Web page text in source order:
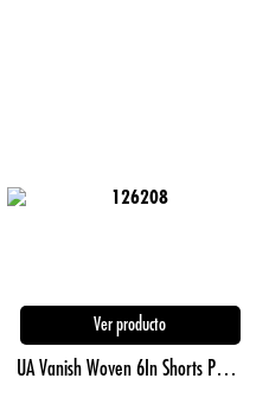
Ver producto
UA Vanish Woven 6In Shorts Pantaloneta gris de hombre para entrenamiento